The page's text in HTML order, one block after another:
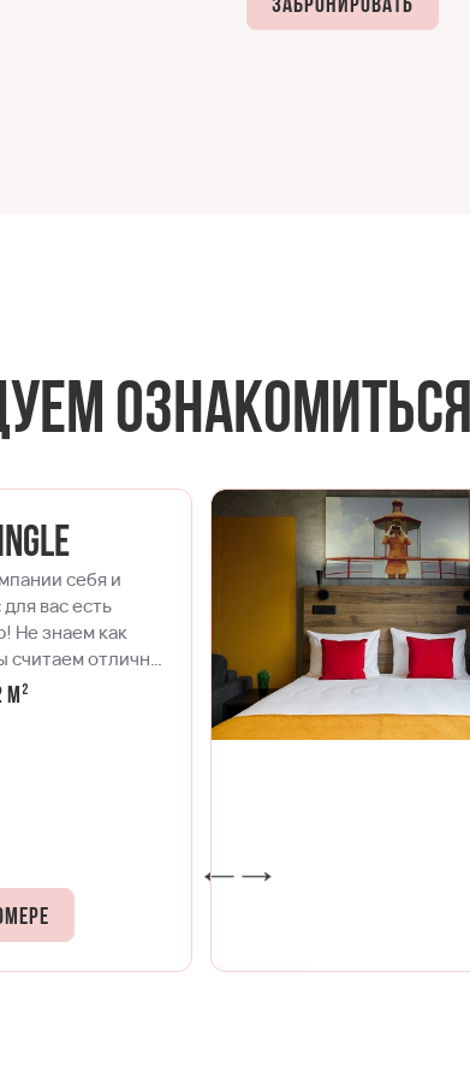
Забронировать
себя и
вас есть
Не знаем как
отличной
наедине с
Single с
в лобби, где
комьюнити.
м²